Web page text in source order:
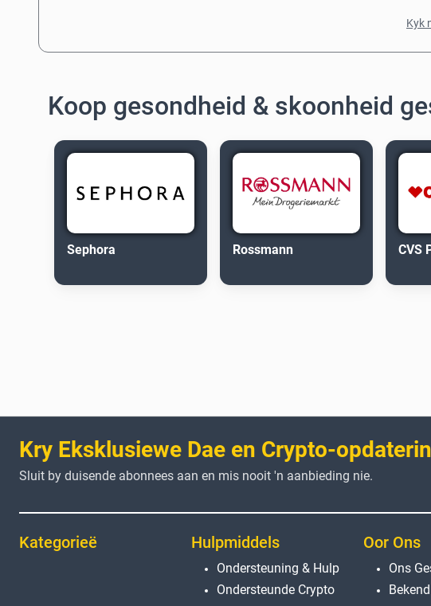
Kyk
Koop gesondheid & skoonheid
Sephora Rossmann CVS
Kry Eksklusiewe Dae en Crypto-
Sluit by duisende abonnees aan en mis nooit 'n aanbieding nie.
Kategorieë Hulpmiddels
Ondersteuning & Hulp
Ondersteunde Crypto
Oor Ons
Ons